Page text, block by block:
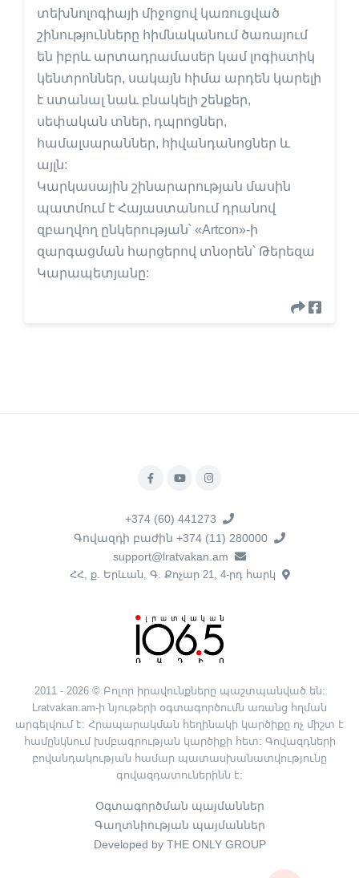
տեխնոլոգիայի միջոցով կառուցված
շինությունները հիմնականում ծառայում
են իբրև արտադրամասեր կամ լոգիստիկ
կենտրոններ, սակայն հիմա արդեն կարելի
է ստանալ նաև բնակելի շենքեր,
սեփական տներ, դպրոցներ,
համալսարաններ, հիվանդանոցներ և
այլն:
Կարկասային շինարարության մասին
պատմում է Հայաստանում դրանով
զբաղվող ընկերության՝ «Artcon»-ի
զարգացման հարցերով տնօրեն՝ Թերեզա
Կարապետյանը:
+374 (60) 441273
Գովազդի բաժին +374 (11) 280000
support@lratvakan.am
ՀՀ, ք. Երևան, Գ. Քոչար 21, 4-րդ հարկ
2011 - 2026 © Բոլոր իրավունքները պաշտպանված են:
Lratvakan.am-ի նյութերի օգտագործումն առանց հղման
արգելվում է: Հրապարակման հեղինակի կարծիքը ոչ միշտ է
համընկնում խմբագրության կարծիքի հետ: Գովազդների
բովանդակության համար պատասխանատվությունը
գովազդատուներինն է:
Օգտագործման պայմաններ
Գաղտնիության պայմաններ
Developed by THE ONLY GROUP